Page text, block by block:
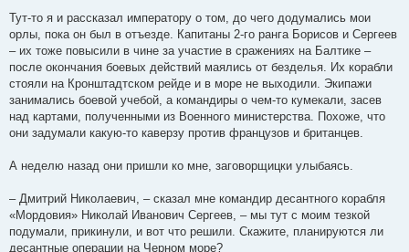
Тут-то я и рассказал императору о том, до чего додумались мои
орлы, пока он был в отъезде. Капитаны 2-го ранга Борисов и Сергеев
– их тоже повысили в чине за участие в сражениях на Балтике –
после окончания боевых действий маялись от безделья. Их корабли
стояли на Кронштадтском рейде и в море не выходили. Экипажи
занимались боевой учебой, а командиры о чем-то кумекали, засев
над картами, полученными из Военного министерства. Похоже, что
они задумали какую-то каверзу против французов и британцев.
А неделю назад они пришли ко мне, заговорщицки улыбаясь.
– Дмитрий Николаевич, – сказал мне командир десантного корабля
«Мордовия» Николай Иванович Сергеев, – мы тут с моим тезкой
подумали, прикинули, и вот что решили. Скажите, планируются ли
десантные операции на Черном море?